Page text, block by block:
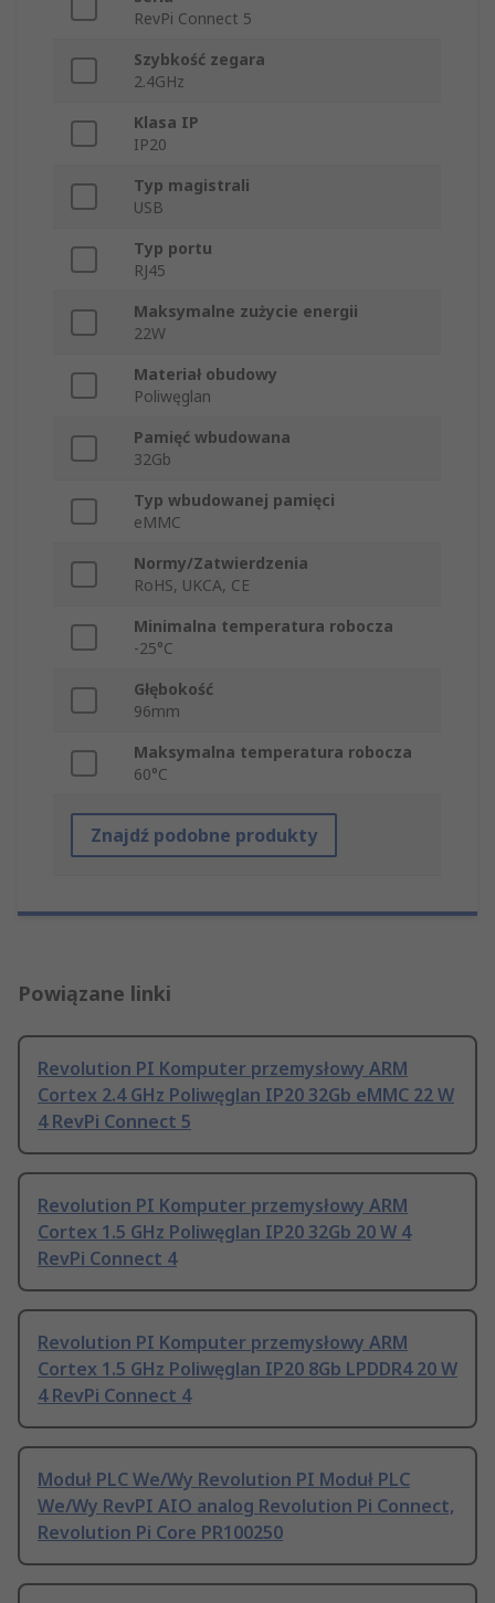
RevPi Connect 5
Szybkość zegara
2.4GHz
Klasa IP
IP20
Typ magistrali
USB
Typ portu
RJ45
Maksymalne zużycie energii
22W
Materiał obudowy
Poliwęglan
Pamięć wbudowana
32Gb
Typ wbudowanej pamięci
eMMC
Normy/Zatwierdzenia
RoHS, UKCA, CE
Minimalna temperatura robocza
-25°C
Głębokość
96mm
Maksymalna temperatura robocza
60°C
Znajdź podobne produkty
Powiązane linki
Revolution PI Komputer przemysłowy ARM
Cortex 2.4 GHz Poliwęglan IP20 32Gb eMMC 22 W
4 RevPi Connect 5
Revolution PI Komputer przemysłowy ARM
Cortex 1.5 GHz Poliwęglan IP20 32Gb 20 W 4
RevPi Connect 4
Revolution PI Komputer przemysłowy ARM
Cortex 1.5 GHz Poliwęglan IP20 8Gb LPDDR4 20 W
4 RevPi Connect 4
Moduł PLC We/Wy Revolution PI Moduł PLC
We/Wy RevPI AIO analog Revolution Pi Connect,
Revolution Pi Core PR100250